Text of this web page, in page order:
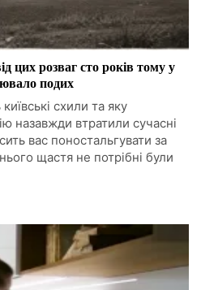
цих розваг сто років тому у
подих
схили та яку
назавжди втратили сучасні
вас поностальгувати за
щастя не потрібні були